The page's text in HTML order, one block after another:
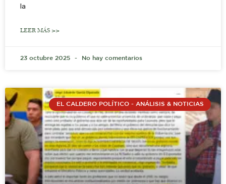
la
LEER MÁS >>
23 octubre 2025 No hay comentarios
EL CALDERO POLÍTICO - ANÁLISIS & NOTICIAS